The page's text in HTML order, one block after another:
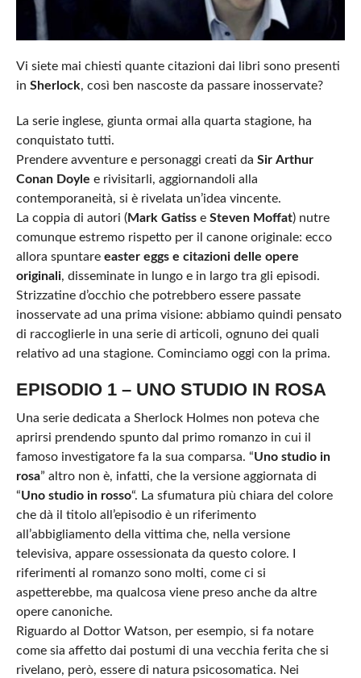
Vi siete mai chiesti quante citazioni dai libri sono presenti
in Sherlock, così ben nascoste da passare inosservate?
La serie inglese, giunta ormai alla quarta stagione, ha
conquistato tutti.
Prendere avventure e personaggi creati da Sir Arthur
Conan Doyle e rivisitarli, aggiornandoli alla
contemporaneità, si è rivelata un’idea vincente.
La coppia di autori (Mark Gatisse Steven Moffat) nutre
comunque estremo rispetto per il canone originale: ecco
allora spuntare easter eggs e citazioni delle opere
originali, disseminate in lungo e in largo tra gli episodi.
Strizzatine d’occhio che potrebbero essere passate
inosservate ad una prima visione: abbiamo quindi pensato
di raccoglierle in una serie di articoli, ognuno dei quali
relativo ad una stagione. Cominciamo oggi con la prima.
EPISODIO 1 – UNO STUDIO IN ROSA
Una serie dedicata a Sherlock Holmes non poteva che
aprirsi prendendo spunto dal primo romanzo in cui il
famoso investigatore fa la sua comparsa. “Uno studio in
rosa” altro non è, infatti, che la versione aggiornata di
“Uno studio in rosso“. La sfumatura più chiara del colore
che dà il titolo all’episodio è un riferimento
all’abbigliamento della vittima che, nella versione
televisiva, appare ossessionata da questo colore. I
riferimenti al romanzo sono molti, come ci si
aspetterebbe, ma qualcosa viene preso anche da altre
opere canoniche.
Riguardo al Dottor Watson, per esempio, si fa notare
come sia affetto dai postumi di una vecchia ferita che si
rivelano, però, essere di natura psicosomatica. Nei